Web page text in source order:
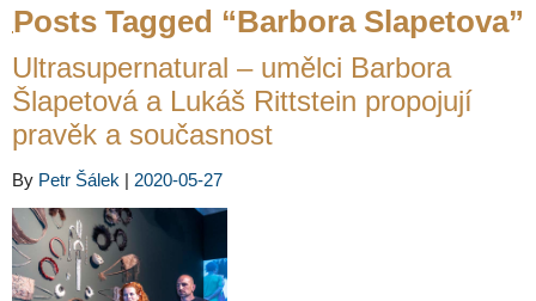
Posts Tagged “Barbora Slapetova”
Ultrasupernatural – umělci Barbora
Šlapetová a Lukáš Rittstein propojují
pravěk a současnost
By Petr Šálek | 2020-05-27